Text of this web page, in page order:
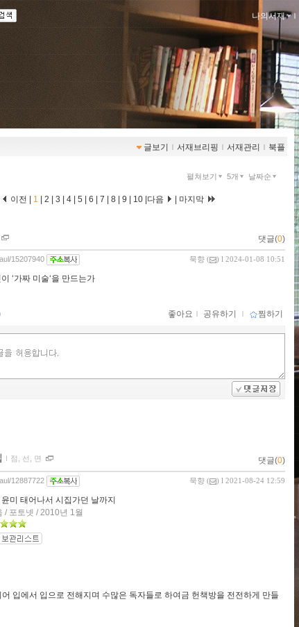
나의서재 ｌ
글보기 ｌ 서재브리핑 ｌ 서재관리 ｌ 북플
펼쳐보기 5개 날짜순
이전 | 1 2 3 4 5 6 7 8 9 10 다음 마지막
댓글(0)
묵향 ( ) l 2024-01-08 10:51
15207940
‘가짜 미술‘을 만드는가
좋아요 ｌ 공유하기 ｌ 찜하기
ｌ 점, 선, 면 댓글(0)
묵향 ( ) l 2021-08-24 12:59
12887722
윤미 태어나서 시집가던 날까지
/ 포토넷 / 2010년 1월
입에서 입으로 전해지며 수많은 독자들로 하여금 헌책방을 전전하게 만들